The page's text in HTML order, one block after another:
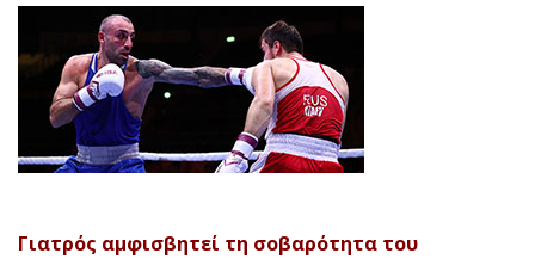
Γιατρός αμφισβητεί τη σοβαρότητα του